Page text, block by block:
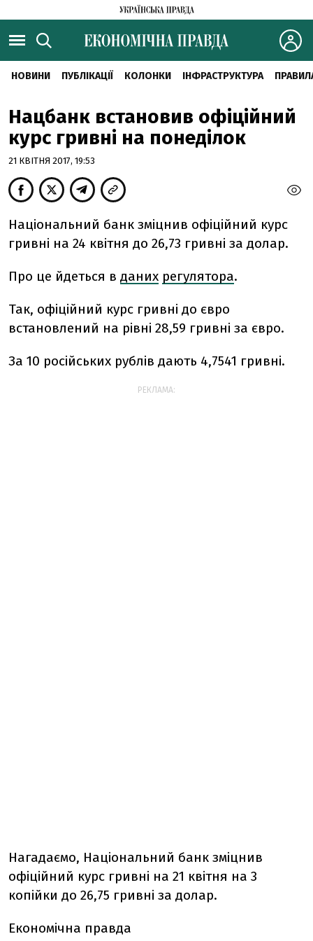
НОВИНИ ПУБЛІКАЦІЇ КОЛОНКИ ІНФРАСТРУКТУРА
Нацбанк встановив офіційний
курс гривні на понеділок
21 КВІТНЯ 2017, 19:53
Національний банк зміцнив офіційний курс
гривні на 24 квітня до 26,73 гривні за долар.
Про це йдеться в даних регулятора.
Так, офіційний курс гривні до євро
встановлений на рівні 28,59 гривні за євро.
За 10 російських рублів дають 4,7541 гривні.
РЕКЛАМА:
Нагадаємо, Національний банк зміцнив
офіційний курс гривні на 21 квітня на 3
копійки до 26,75 гривні за долар.
Економічна правда